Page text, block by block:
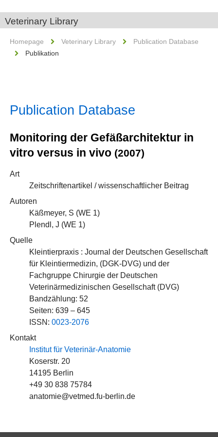
Veterinary Library
Homepage Veterinary Library
Publication Database
Publikation
Publication Database
Monitoring der Gefäßarchitektur in
vitro versus in vivo (2007)
Art
Zeitschriftenartikel / wissenschaftlicher Beitrag
Autoren
Käßmeyer, S (WE 1)
Plendl, J (WE 1)
Quelle
Kleintierpraxis : Journal der Deutschen Gesellschaft
für Kleintiermedizin, (DGK-DVG) und der
Fachgruppe Chirurgie der Deutschen
Veterinärmedizinischen Gesellschaft (DVG)
Bandzählung: 52
Seiten: 639 – 645
ISSN: 0023-2076
Kontakt
Institut für Veterinär-Anatomie
Koserstr. 20
14195 Berlin
+49 30 838 75784
anatomie@vetmed.fu-berlin.de